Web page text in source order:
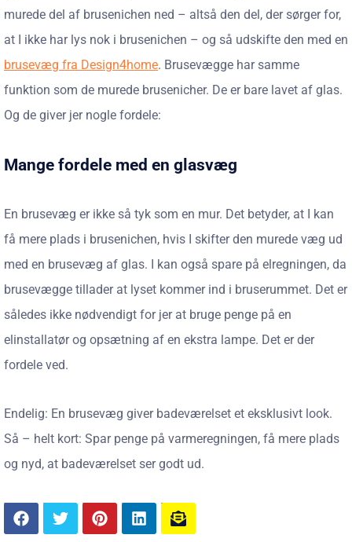
murede del af brusenichen ned – altså den del, der sørger for,
at I ikke har lys nok i brusenichen – og så udskifte den med en
brusevæg fra Design4home. Brusevægge har samme
funktion som de murede brusenicher. De er bare lavet af glas.
Og de giver jer nogle fordele:
Mange fordele med en glasvæg
En brusevæg er ikke så tyk som en mur. Det betyder, at I kan
få mere plads i brusenichen, hvis I skifter den murede væg ud
med en brusevæg af glas. I kan også spare på elregningen, da
brusevægge tillader at lyset kommer ind i bruserummet. Det er
således ikke nødvendigt for jer at bruge penge på en
elinstallatør og opsætning af en ekstra lampe. Det er der
fordele ved.
Endelig: En brusevæg giver badeværelset et eksklusivt look.
Så – helt kort: Spar penge på varmeregningen, få mere plads
og nyd, at badeværelset ser godt ud.